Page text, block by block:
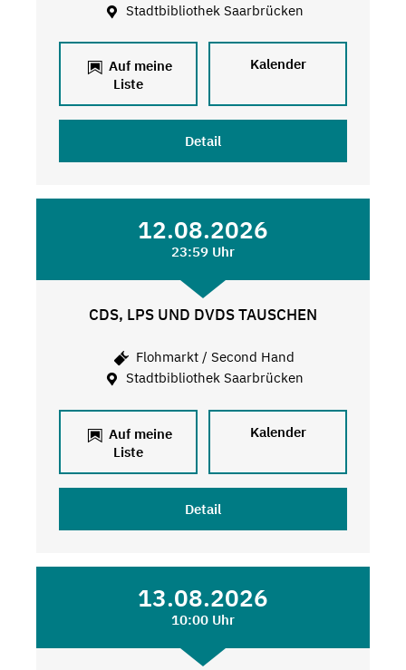
Stadtbibliothek Saarbrücken
Auf meine
Liste
Kalender
Detail
12.08.2026
23:59 Uhr
CDS, LPS UND DVDS TAUSCHEN
Flohmarkt / Second Hand
Stadtbibliothek Saarbrücken
Auf meine
Liste
Kalender
Detail
13.08.2026
10:00 Uhr